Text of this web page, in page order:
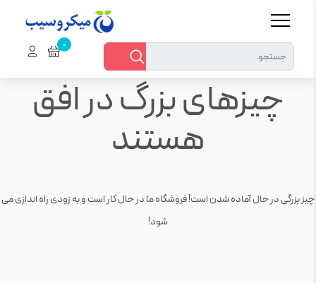
چیزهای بزرگ در افق
هستند
چیز بزرگی در حال آماده شدن است! فروشگاه ما در حال کار است و به زودی راه اندازی می
شود!